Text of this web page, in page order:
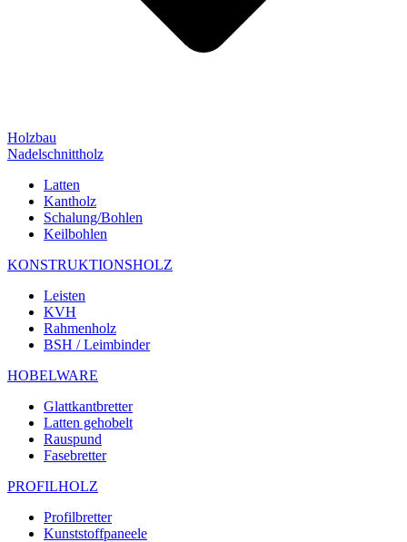
Holzbau
Nadelschnittholz
Latten
Kantholz
Schalung/Bohlen
Keilbohlen
KONSTRUKTIONSHOLZ
Leisten
KVH
Rahmenholz
BSH / Leimbinder
HOBELWARE
Glattkantbretter
Latten gehobelt
Rauspund
Fasebretter
PROFILHOLZ
Profilbretter
Kunststoffpaneele